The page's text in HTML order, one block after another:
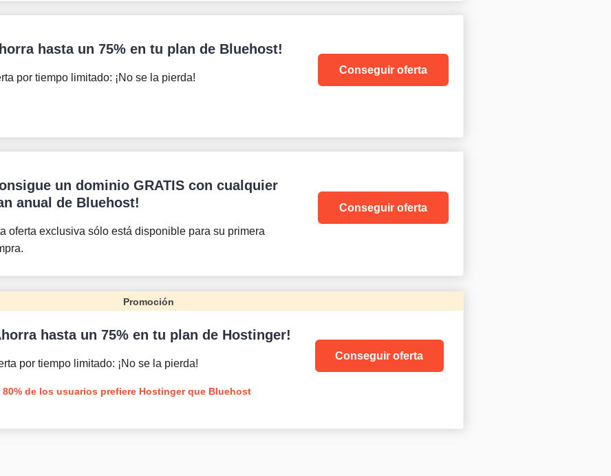
hasta un 75% en tu plan de Bluehost!
por tiempo limitado: ¡No se la pierda!
Conseguir oferta
un dominio GRATIS con cualquier
anual de Bluehost!
oferta exclusiva sólo está disponible para su primera
Conseguir oferta
Promoción
hasta un 75% en tu plan de Hostinger!
por tiempo limitado: ¡No se la pierda!
80% de los usuarios prefiere Hostinger que Bluehost
Conseguir oferta